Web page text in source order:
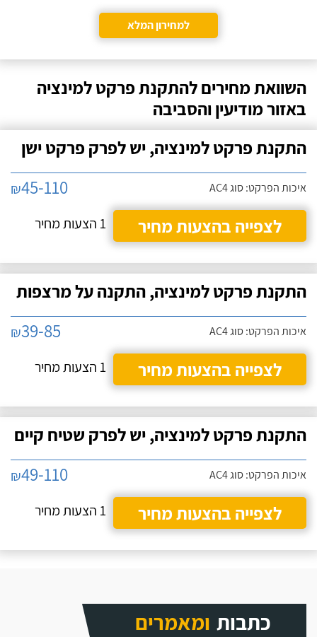
למחירון המלא
השוואת מחירים להתקנת פרקט למינציה
באזור מודיעין והסביבה
התקנת פרקט למינציה, יש לפרק פרקט ישן
איכות הפרקט: סוג AC4 ₪45-110
לצפייה בהצעות מחיר
1 הצעות מחיר
התקנת פרקט למינציה, התקנה על מרצפות
איכות הפרקט: סוג AC4 ₪39-85
לצפייה בהצעות מחיר
1 הצעות מחיר
התקנת פרקט למינציה, יש לפרק שטיח קיים
איכות הפרקט: סוג AC4 ₪49-110
לצפייה בהצעות מחיר
1 הצעות מחיר
כתבות ומאמרים